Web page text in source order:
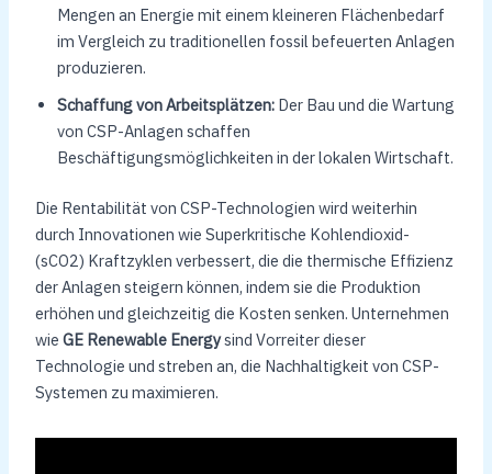
Mengen an Energie mit einem kleineren Flächenbedarf
im Vergleich zu traditionellen fossil befeuerten Anlagen
produzieren.
Schaffung von Arbeitsplätzen:Der Bau und die Wartung
von CSP-Anlagen schaffen
Beschäftigungsmöglichkeiten in der lokalen Wirtschaft.
Die Rentabilität von CSP-Technologien wird weiterhin
durch Innovationen wie Superkritische Kohlendioxid-
(sCO2) Kraftzyklen verbessert, die die thermische Effizienz
der Anlagen steigern können, indem sie die Produktion
erhöhen und gleichzeitig die Kosten senken. Unternehmen
wie GE Renewable Energysind Vorreiter dieser
Technologie und streben an, die Nachhaltigkeit von CSP-
Systemen zu maximieren.